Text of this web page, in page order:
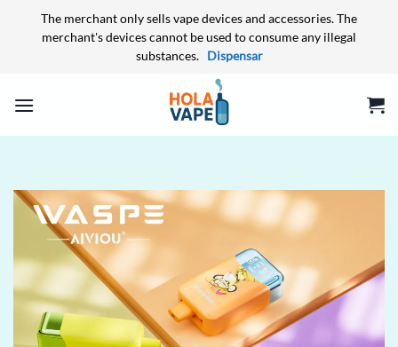
The merchant only sells vape devices and accessories. The
merchant's devices cannot be used to consume any illegal
substances. Dispensar